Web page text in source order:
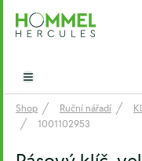
Hommel Hercules
Open main menu
Shop Ruční nářadí
1001102953